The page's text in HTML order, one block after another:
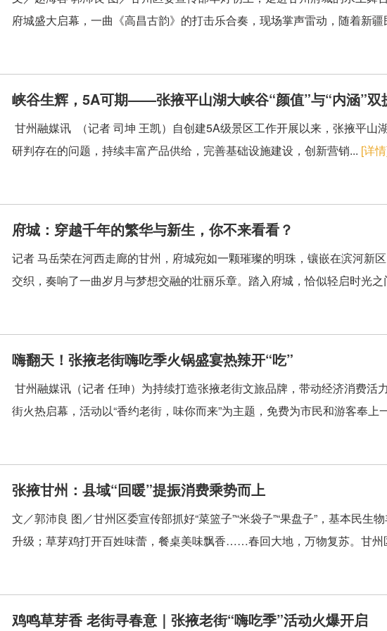
府城盛大启幕，一曲《高昌古韵》的打击乐合奏，现场掌声雷动，随着新
峡谷生辉，5A可期——张掖平山湖大峡谷“颜值”与“内涵”双
甘州融媒讯 （记者 司坤 王凯）自创建5A级景区工作开展以来，张掖平山
研判存在的问题，持续丰富产品供给，完善基础设施建设，创新营销... [详
府城：穿越千年的繁华与新生，你不来看看？
记者 马岳荣在河西走廊的甘州，府城宛如一颗璀璨的明珠，镶嵌在滨河新
交织，奏响了一曲岁月与梦想交融的壮丽乐章。踏入府城，恰似轻启时光
嗨翻天！张掖老街嗨吃季火锅盛宴热辣开“吃”
甘州融媒讯（记者 任珅）为持续打造张掖老街文旅品牌，带动经济消费活
街火热启幕，活动以“香约老街，味你而来”为主题，免费为市民和游客奉上
张掖甘州：县域“回暖”提振消费乘势而上
文／郭沛良 图／甘州区委宣传部抓好“菜篮子”“米袋子”“果盘子”，基本民生
升级；草芽鸡打开百姓味蕾，餐桌美味飘香……春回大地，万物复苏。甘州
鸡鸣草芽香 老街寻春意｜张掖老街“嗨吃季”活动火爆开启